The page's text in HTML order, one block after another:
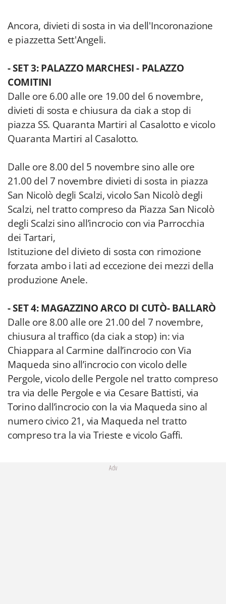
Ancora, divieti di sosta in via dell'Incoronazione
e piazzetta Sett'Angeli.
-SET 3: PALAZZO MARCHESI - PALAZZO
COMITINI
Dalle ore 6.00 alle ore 19.00 del 6 novembre,
divieti di sosta e chiusura da ciak a stop di
piazza SS. Quaranta Martiri al Casalotto e vicolo
Quaranta Martiri al Casalotto.
Dalle ore 8.00 del 5 novembre sino alle ore
21.00 del 7 novembre divieti di sosta in piazza
San Nicolò degli Scalzi, vicolo San Nicolò degli
Scalzi, nel tratto compreso da Piazza San Nicolò
degli Scalzi sino all’incrocio con via Parrocchia
dei Tartari,
Istituzione del divieto di sosta con rimozione
forzata ambo i lati ad eccezione dei mezzi della
produzione Anele.
- SET 4: MAGAZZINO ARCO DI CUTÒ- BALLARÒ
Dalle ore 8.00 alle ore 21.00 del 7 novembre,
chiusura al traffico (da ciak a stop) in: via
Chiappara al Carmine dall’incrocio con Via
Maqueda sino all’incrocio con vicolo delle
Pergole, vicolo delle Pergole nel tratto compreso
tra via delle Pergole e via Cesare Battisti, via
Torino dall’incrocio con la via Maqueda sino al
numero civico 21, via Maqueda nel tratto
compreso tra la via Trieste e vicolo Gaffi.
Adv